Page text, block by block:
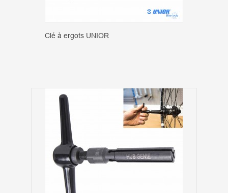
Clé à ergots UNIOR